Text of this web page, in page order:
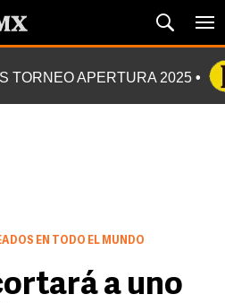
TORNEO APERTURA 2025
EN TODO EL MUNDO
a uno